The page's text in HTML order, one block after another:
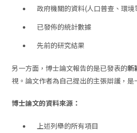
政府機關的資料(人口普查、環境
已發佈的統計數據
先前的研究結果
另一方面，博士論文報告的是已發表的新
視。論文作者為自己提出的主張辯護，是
博士論文的資料來源：
上述列舉的所有項目